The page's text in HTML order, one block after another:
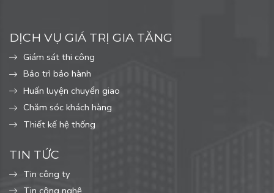
DỊCH VỤ GIÁ TRỊ GIA TĂNG
Giám sát thi công
Bảo trì bảo hành
Huấn luyện chuyển giao
Chăm sóc khách hàng
Thiết kế hệ thống
TIN TỨC
Tin công ty
Tin công nghệ